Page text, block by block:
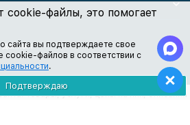
cookie-файлы, это помогает
сайта вы подтверждаете свое
cookie-файлов в соответствии с
.
Подтверждаю
товары, услуги, цены на них, описания